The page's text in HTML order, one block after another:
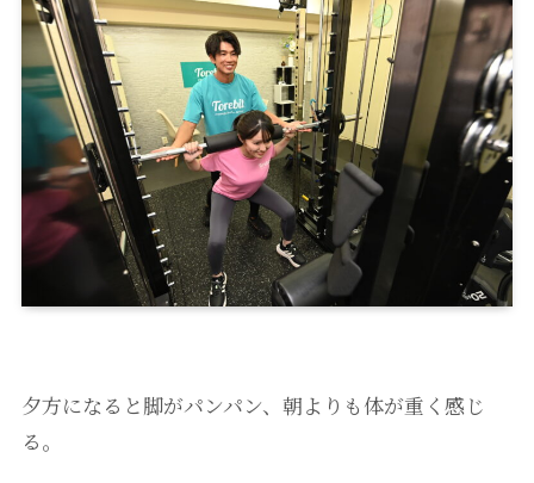
夕方になると脚がパンパン、朝よりも体が重く感じ
る。